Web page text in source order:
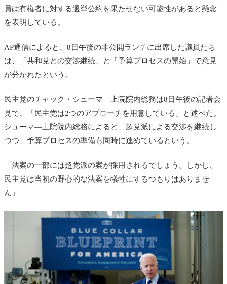
員は有権者に対する選挙公約を果たせない可能性があると懸念
を表明している。
AP通信によると、8日午後の非公開ランチに出席した議員たち
は、「共和党との交渉継続」と「予算プロセスの開始」で意見
が分かれたという。
民主党のチャック・シューマ―上院院内総務は8日午後の記者会
見で、「民主党は2つのアプローチを用意している」と述べた。
シューマ―上院院内総務によると、超党派による交渉を継続し
つつ、予算プロセスの準備も同時に進めているという。
「法案の一部には超党派の案が採用されるでしょう。しかし、
民主党は当初の野心的な法案を犠牲にするつもりはありませ
ん」